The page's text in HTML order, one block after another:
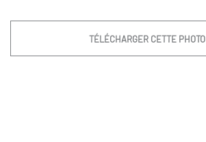
TÉLÉCHARGER CETTE PHOTO